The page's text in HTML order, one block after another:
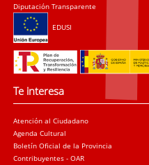
Diputación Transparente
EDUSI
Te interesa
Atención al Ciudadano
Agenda Cultural
Boletín Oficial de la Provincia
Contribuyentes - OAR